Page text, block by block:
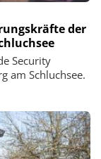
der
Security
am Schluchsee.